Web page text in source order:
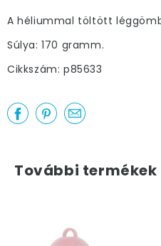
A héliummal töltött
Súlya: 170 gramm.
Cikkszám: p85633
További